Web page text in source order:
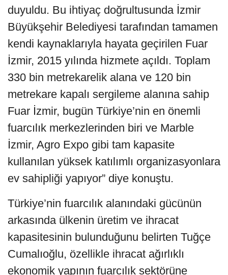
duyuldu. Bu ihtiyaç doğrultusunda İzmir
Büyükşehir Belediyesi tarafından tamamen
kendi kaynaklarıyla hayata geçirilen Fuar
İzmir, 2015 yılında hizmete açıldı. Toplam
330 bin metrekarelik alana ve 120 bin
metrekare kapalı sergileme alanına sahip
Fuar İzmir, bugün Türkiye’nin en önemli
fuarcılık merkezlerinden biri ve Marble
İzmir, Agro Expo gibi tam kapasite
kullanılan yüksek katılımlı organizasyonlara
ev sahipliği yapıyor” diye konuştu.
Türkiye’nin fuarcılık alanındaki gücünün
arkasında ülkenin üretim ve ihracat
kapasitesinin bulunduğunu belirten Tuğçe
Cumalıoğlu, özellikle ihracat ağırlıklı
ekonomik yapının fuarcılık sektörüne